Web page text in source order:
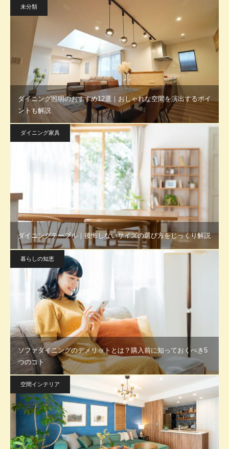
未分類
ダイニング照明のおすすめ12選｜おしゃれな空間を演出するポイ
ントも解説
ダイニング家具
ダイニングテーブル｜後悔しないサイズの選び方をじっくり解説
暮らしの知恵
ソファダイニングのデメリットとは？購入前に知っておくべき5
つのコト
空間インテリア